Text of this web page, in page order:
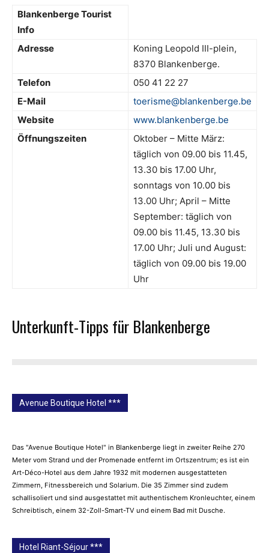
Blankenberge Tourist
Info
Adresse
Koning Leopold III-plein,
8370 Blankenberge.
Telefon
050 41 22 27
E-Mail
toerisme@blankenberge.be
Website
www.blankenberge.be
Öffnungszeiten
Oktober – Mitte März:
täglich von 09.00 bis 11.45,
13.30 bis 17.00 Uhr,
sonntags von 10.00 bis
13.00 Uhr; April – Mitte
September: täglich von
09.00 bis 11.45, 13.30 bis
17.00 Uhr; Juli und August:
täglich von 09.00 bis 19.00
Uhr
Unterkunft-Tipps für Blankenberge
Avenue Boutique Hotel ***
Das "Avenue Boutique Hotel" in Blankenberge liegt in zweiter Reihe 270
Meter vom Strand und der Promenade entfernt im Ortszentrum; es ist ein
Art-Déco-Hotel aus dem Jahre 1932 mit modernen ausgestatteten
Zimmern, Fitnessbereich und Solarium. Die 35 Zimmer sind zudem
schallisoliert und sind ausgestattet mit authentischem Kronleuchter, einem
Schreibtisch, einem 32-Zoll-Smart-TV und einem Bad mit Dusche.
Hotel Riant-Séjour ***